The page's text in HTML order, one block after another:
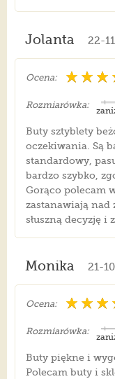
Jolanta 22-
Ocena:
Rozmiarówka:
Buty sztyblety
oczekiwania. Są
standardowy,
bardzo szybko,
Gorąco polecam
zastanawiają nad
słuszną decyzję i
Monika 21-
Ocena:
Rozmiarówka:
Buty piękne i
Polecam buty i